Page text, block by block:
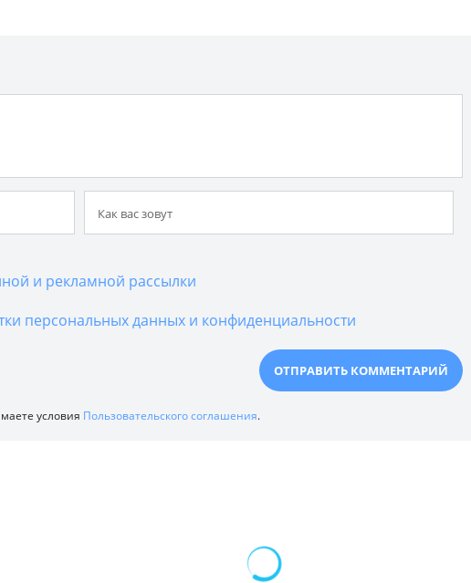
и рекламной рассылки
персональных данных и конфиденциальности
условия Пользовательского соглашения.